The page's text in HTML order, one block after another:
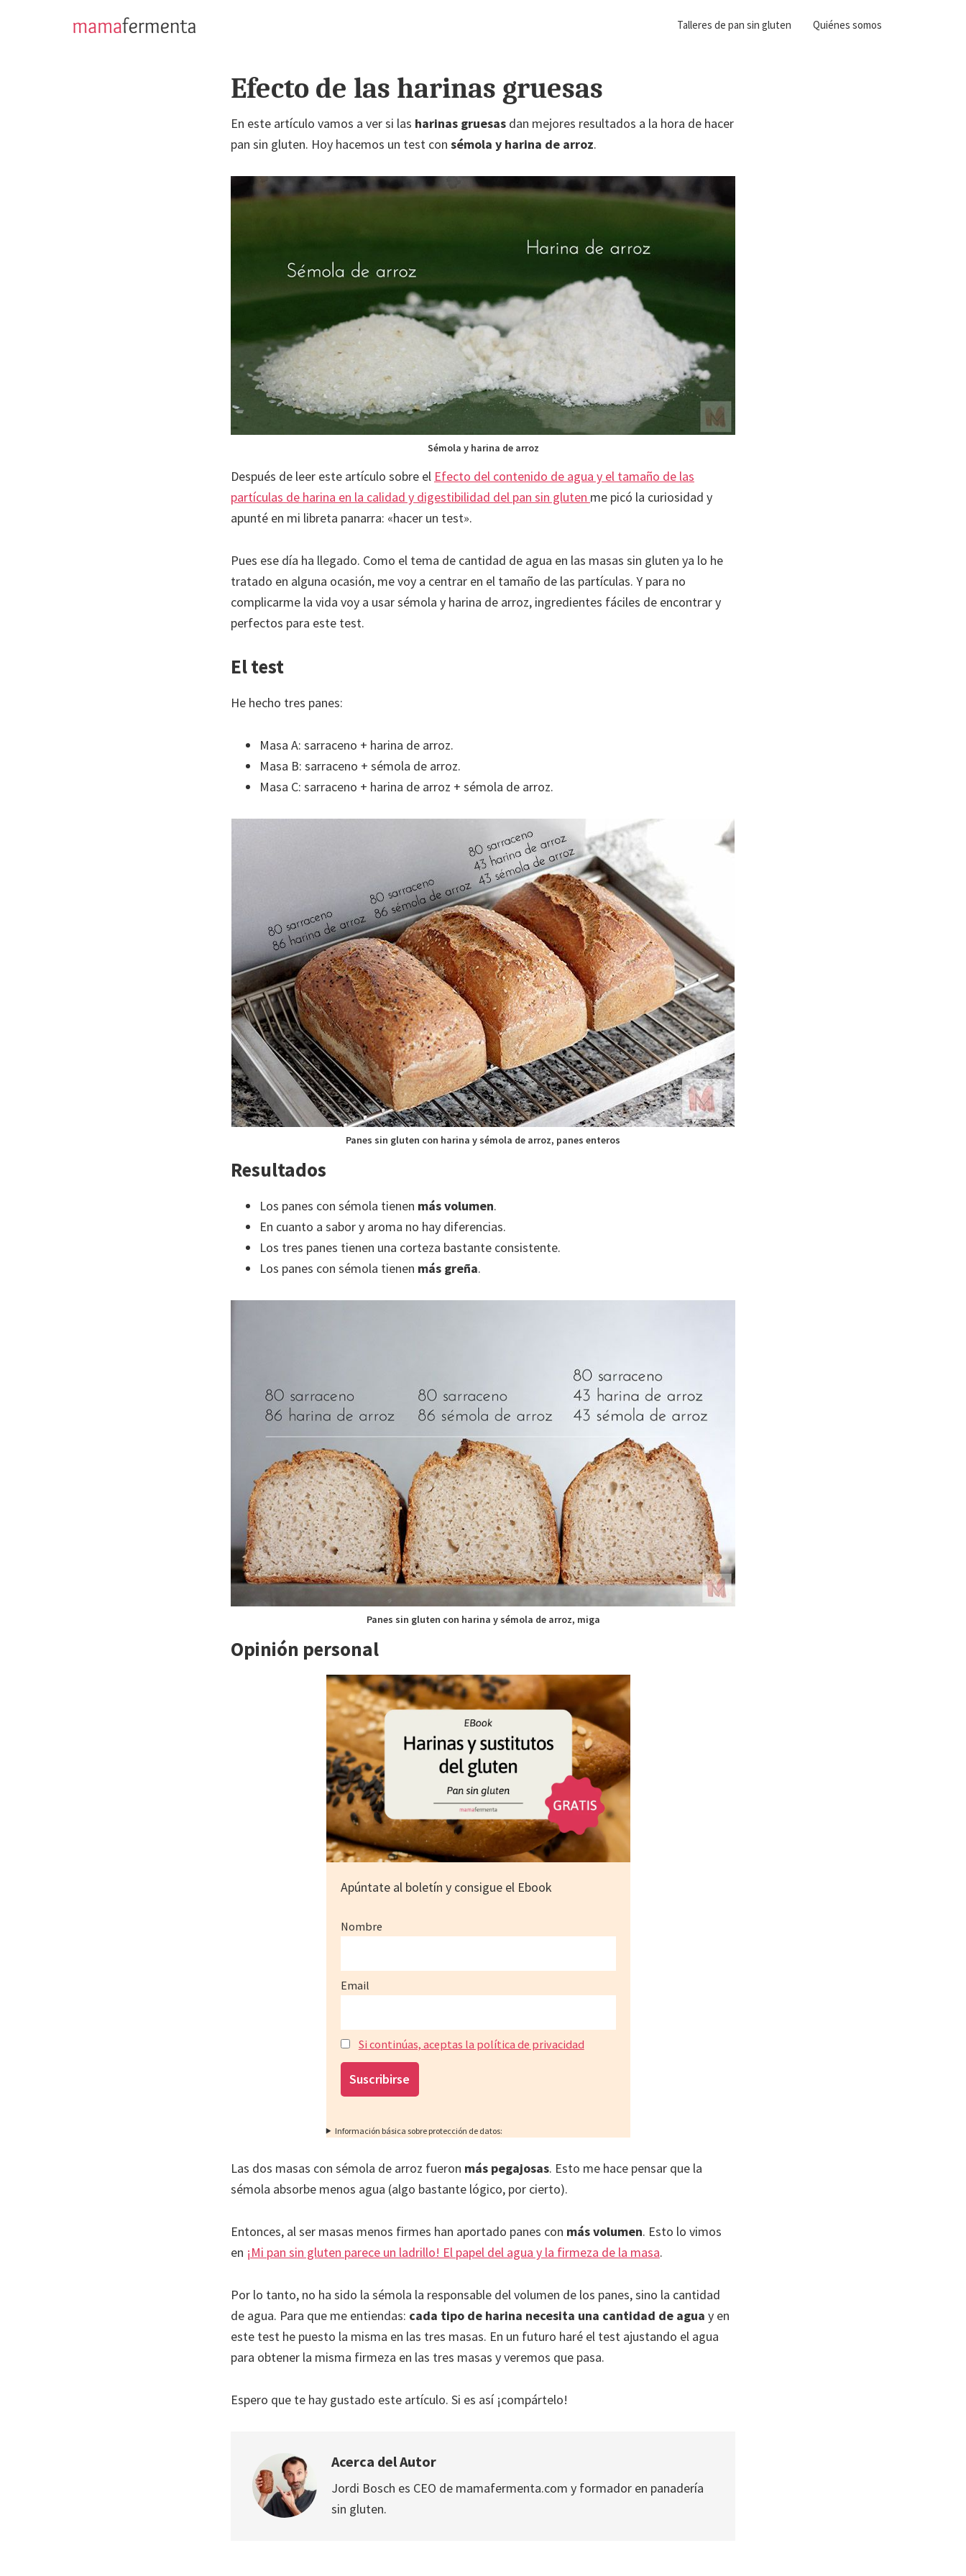
Talleres de pan sin gluten Quiénes somos
Efecto de las harinas gruesas
En este artículo vamos a ver si las harinas gruesas dan mejores resultados a la hora de hacer
pan sin gluten. Hoy hacemos un test con sémola y harina de arroz.
Sémola y harina de arroz
Después de leer este artículo sobre el Efecto del contenido de agua y el tamaño de las
partículas de harina en la calidad y digestibilidad del pan sin gluten me picó la curiosidad y
apunté en mi libreta panarra: «hacer un test».
Pues ese día ha llegado. Como el tema de cantidad de agua en las masas sin gluten ya lo he
tratado en alguna ocasión, me voy a centrar en el tamaño de las partículas. Y para no
complicarme la vida voy a usar sémola y harina de arroz, ingredientes fáciles de encontrar y
perfectos para este test.
El test
He hecho tres panes:
Masa A: sarraceno + harina de arroz.
Masa B: sarraceno + sémola de arroz.
Masa C: sarraceno + harina de arroz + sémola de arroz.
Panes sin gluten con harina y sémola de arroz, panes enteros
Resultados
Los panes con sémola tienen más volumen.
En cuanto a sabor y aroma no hay diferencias.
Los tres panes tienen una corteza bastante consistente.
Los panes con sémola tienen más greña.
Panes sin gluten con harina y sémola de arroz, miga
Opinión personal
Apúntate al boletín y consigue el Ebook
Nombre
Email
Si continúas, aceptas la política de privacidad
Información básica sobre protección de datos:
Las dos masas con sémola de arroz fueron más pegajosas. Esto me hace pensar que la
sémola absorbe menos agua (algo bastante lógico, por cierto).
Entonces, al ser masas menos firmes han aportado panes con más volumen. Esto lo vimos
en ¡Mi pan sin gluten parece un ladrillo! El papel del agua y la firmeza de la masa.
Por lo tanto, no ha sido la sémola la responsable del volumen de los panes, sino la cantidad
de agua. Para que me entiendas: cada tipo de harina necesita una cantidad de agua y en
este test he puesto la misma en las tres masas. En un futuro haré el test ajustando el agua
para obtener la misma firmeza en las tres masas y veremos que pasa.
Espero que te hay gustado este artículo. Si es así ¡compártelo!
Acerca del Autor
Jordi Bosch es CEO de mamafermenta.com y formador en panadería
sin gluten.